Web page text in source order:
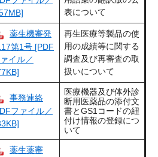
表について
薬生機審発
第1号 [PDF
イル／
再生医療等製品の使
用の成績等に関する
調査及び再審査の取
扱いについて
事務連絡
ファイル／
医療機器及び体外診
断用医薬品の添付文
書とGS1コードの紐
付け情報の登録につ
いて
薬生薬審